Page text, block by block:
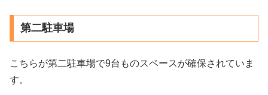
第二駐車場
こちらが第二駐車場で9台ものスペースが確保されていま
す。